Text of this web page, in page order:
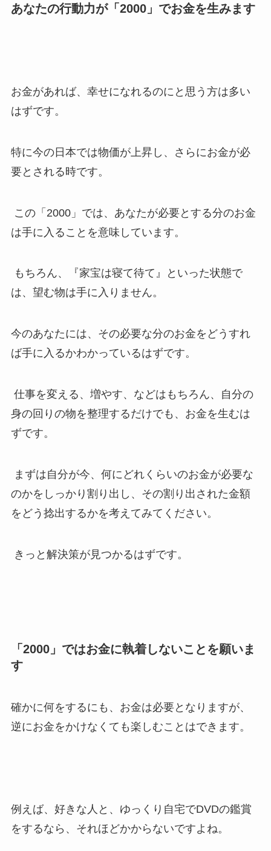
あなたの行動力が「2000」でお金を生みます
お金があれば、幸せになれるのにと思う方は多い
はずです。
特に今の日本では物価が上昇し、さらにお金が必
要とされる時です。
この「2000」では、あなたが必要とする分のお金
は手に入ることを意味しています。
もちろん、『家宝は寝て待て』といった状態で
は、望む物は手に入りません。
今のあなたには、その必要な分のお金をどうすれ
ば手に入るかわかっているはずです。
仕事を変える、増やす、などはもちろん、自分の
身の回りの物を整理するだけでも、お金を生むは
ずです。
まずは自分が今、何にどれくらいのお金が必要な
のかをしっかり割り出し、その割り出された金額
をどう捻出するかを考えてみてください。
きっと解決策が見つかるはずです。
「2000」ではお金に執着しないことを願いま
す
確かに何をするにも、お金は必要となりますが、
逆にお金をかけなくても楽しむことはできます。
例えば、好きな人と、ゆっくり自宅でDVDの鑑賞
をするなら、それほどかからないですよね。